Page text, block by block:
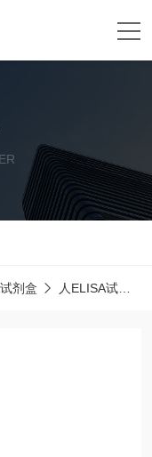
剂盒 人ELISA试剂盒